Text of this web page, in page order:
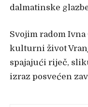
dalmatinske
Svojim radom
kulturni život
spajajući riječ,
izraz posvećen